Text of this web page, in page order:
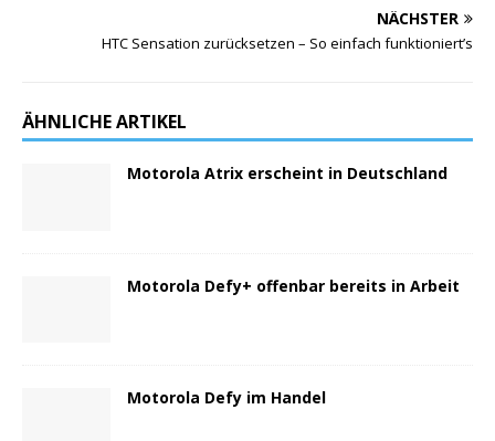
NÄCHSTER
HTC Sensation zurücksetzen – So einfach funktioniert’s
ÄHNLICHE ARTIKEL
Motorola Atrix erscheint in Deutschland
Motorola Defy+ offenbar bereits in Arbeit
Motorola Defy im Handel